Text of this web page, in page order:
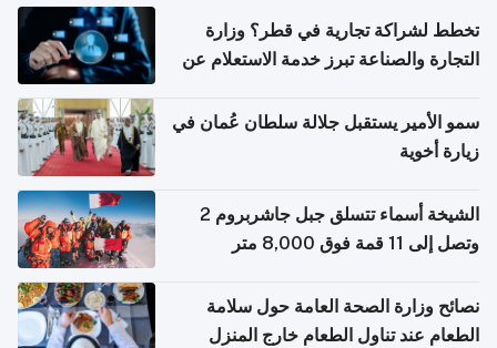
تخطط لشراكة تجارية في قطر؟ وزارة
التجارة والصناعة تبرز خدمة الاستعلام عن
سمو الأمير يستقبل جلالة سلطان عُمان في
زيارة أخوية
الشيخة أسماء تتسلق جبل جاشربروم 2
وتصل إلى 11 قمة فوق 8,000 متر
نصائح وزارة الصحة العامة حول سلامة
الطعام عند تناول الطعام خارج المنزل